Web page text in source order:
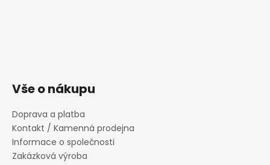
Vše o nákupu
Doprava a platba
Kontakt / Kamenná prodejna
Informace o společnosti
Zakázková výroba